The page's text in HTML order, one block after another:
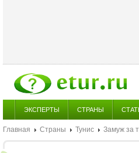
ЭКСПЕРТЫ СТРАНЫ
Главная Страны Тунис Замуж за